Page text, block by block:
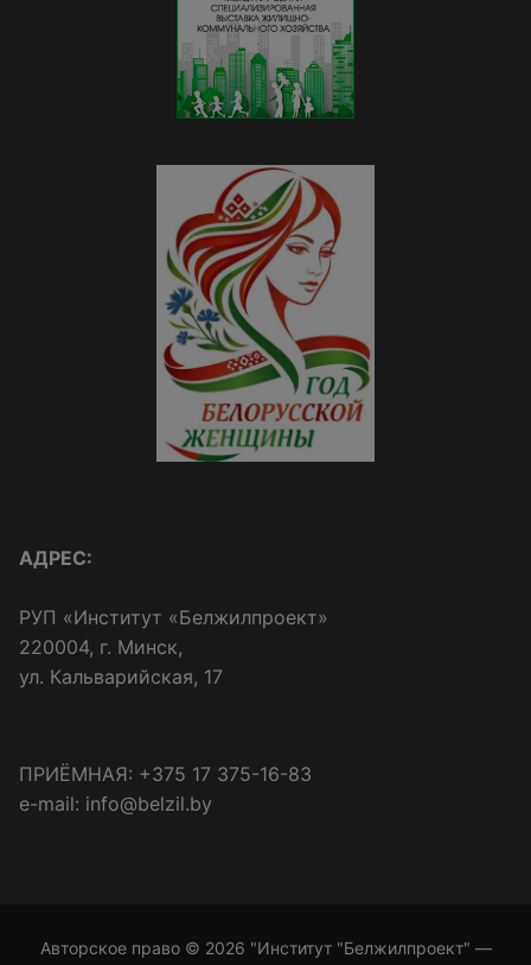
АДРЕС:
РУП «Институт «Белжилпроект»
220004, г. Минск,
ул. Кальварийская, 17
ПРИЁМНАЯ: +375 17 375-16-83
e-mail: info@belzil.by
Авторское право © 2026 "Институт "Белжилпроект" —